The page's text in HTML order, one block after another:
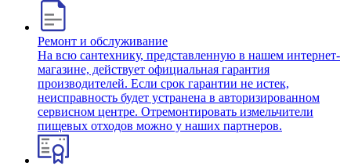
Ремонт и обслуживание
На всю сантехнику, представленную в нашем интернет-
магазине, действует официальная гарантия
производителей. Если срок гарантии не истек,
неисправность будет устранена в авторизированном
сервисном центре. Отремонтировать измельчители
пищевых отходов можно у наших партнеров.